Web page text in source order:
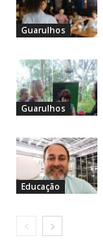
Guarulhos
Guarulhos
Educação